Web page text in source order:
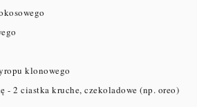
klonowego
- 2 ciastka kruche, czekoladowe (np. oreo)